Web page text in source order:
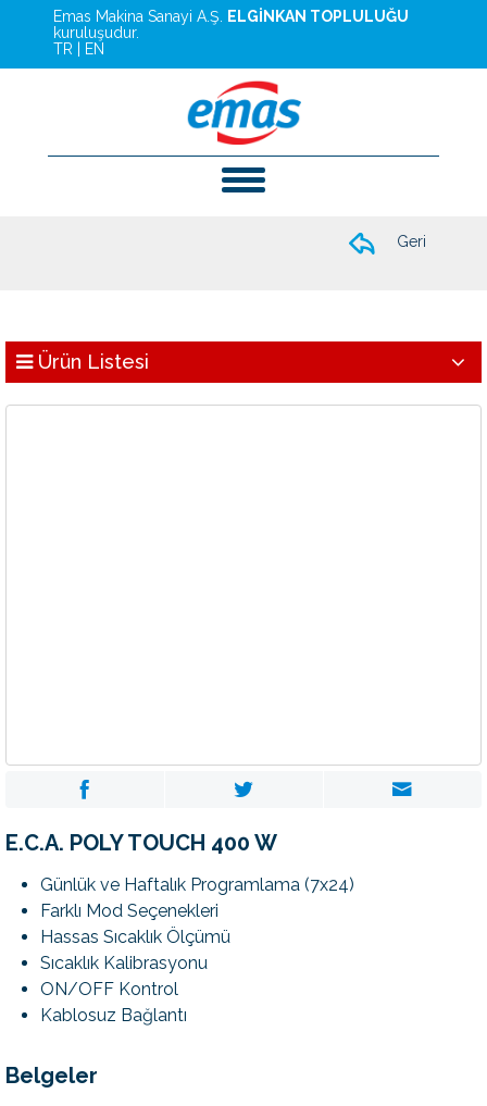
Emas Makina Sanayi A.Ş.
ELGİNKAN TOPLULUĞU
kuruluşudur.
TR
EN
Geri
Ürün Listesi
E.C.A. POLY TOUCH 400 W
Günlük ve Haftalık Programlama (7x24)
Farklı Mod Seçenekleri
Hassas Sıcaklık Ölçümü
Sıcaklık Kalibrasyonu
ON/OFF Kontrol
Kablosuz Bağlantı
Belgeler